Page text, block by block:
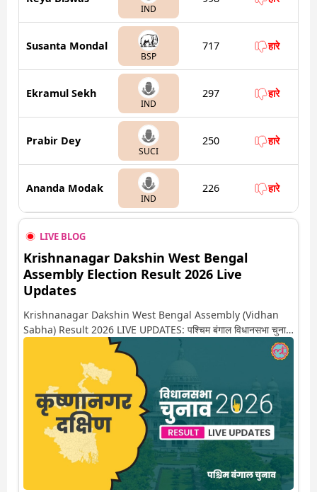
IND
Susanta Mondal
BSP
717 हारे
Ekramul Sekh
IND
297 हारे
Prabir Dey
SUCI
250 हारे
Ananda Modak
IND
226 हारे
LIVE BLOG
Krishnanagar Dakshin West Bengal
Assembly Election Result 2026 Live
Updates
Krishnanagar Dakshin West Bengal Assembly (Vidhan
Sabha) Result 2026 LIVE UPDATES: पश्चिम बंगाल विधानसभा चुनाव
2026 की गिनती अगले कुछ ही देर में शुरू होने वाली है. यहां देखें कृष्णानगर
दक्षिण सीट पर कौन आगे-कौन पीछे से लेकर किस तरफ जा रहें है रुझान. साथ
ही पाइए इस सीट पर हो रही हर एक हलचल की अपडेट वो भी रियल टाइम में